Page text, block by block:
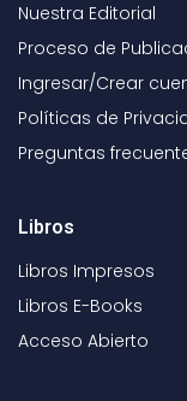
Nuestra Editorial
Proceso de
Ingresar/Crear
Políticas de
Preguntas
Libros
Libros Impresos
Libros E-Books
Acceso Abierto